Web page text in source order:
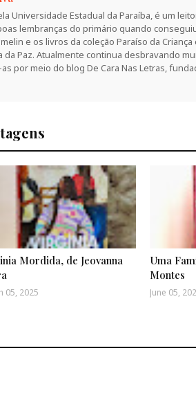
Universidade Estadual da Paraíba, é um
lembranças do primário quando
e os livros da coleção Paraíso da
Paz. Atualmente continua desbravando
por meio do blog De Cara Nas Letras,
Mordida, de Jeovanna
05, 2025
Uma
Montes
June 05,